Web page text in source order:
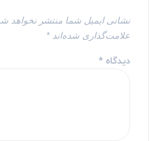
نشانی ایمیل شما منتشر نخواهد شد.
علامت‌گذاری شده‌اند*
دیدگاه*